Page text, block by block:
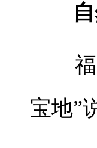
自然
福州
宝地”